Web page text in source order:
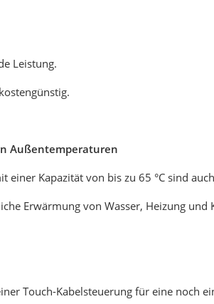
Leistung.
Außentemperaturen
einer Kapazität von bis zu 65 °C sind
Erwärmung von Wasser, Heizung und
Touch-Kabelsteuerung für eine noch